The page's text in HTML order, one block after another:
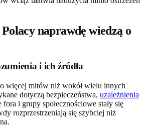
naprawdę wiedzą o
i ich źródła
więcej mitów niż wokół wielu innych
dotyczą bezpieczeństwa, uzależnienia
i grupy społecznościowe stały się
rozprzestrzeniają się szybciej niż